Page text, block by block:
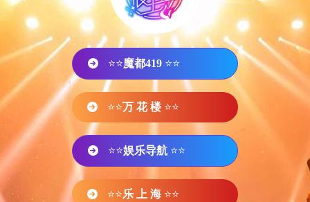
⭐⭐魔都419 ⭐⭐
⭐⭐万 花 楼 ⭐⭐
⭐⭐娱乐导航 ⭐⭐
⭐⭐乐 上 海 ⭐⭐